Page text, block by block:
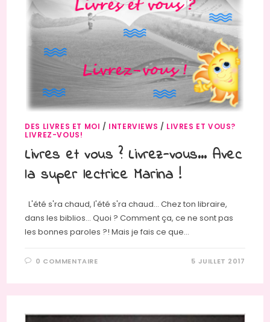
DES LIVRES ET MOI / INTERVIEWS / LIVRES ET VOUS?
LIVREZ-VOUS!
Livres et vous ? Livrez-vous… Avec
la super lectrice Marina !
L'été s'ra chaud, l'été s'ra chaud... Chez ton libraire,
dans les biblios... Quoi ? Comment ça, ce ne sont pas
les bonnes paroles ?! Mais je fais ce que…
0 COMMENTAIRE 5 JUILLET 2017